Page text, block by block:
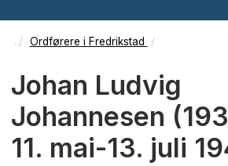
Ordførere i Fredrikstad
Johan Ludvig
Johannesen
11. mai-13. juli